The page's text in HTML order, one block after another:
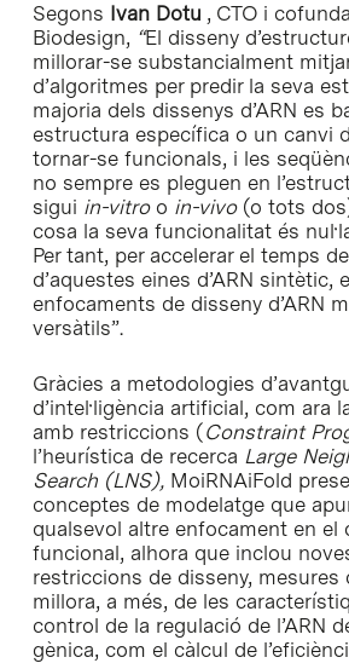
Segons Ivan Dotu , CTO i
Biodesign, “El disseny
millorar-se substancialment
d’algoritmes per predir la seva
majoria dels dissenys d’ARN es
estructura específica o un canvi
tornar-se funcionals, i les
no sempre es pleguen en
sigui in-vitro o in-vivo(o tots
cosa la seva funcionalitat és
Per tant, per accelerar el temps
d’aquestes eines d’ARN sintètic,
enfocaments de disseny d’ARN
versàtils”.
Gràcies a metodologies
d’intel·ligència artificial, com ara
amb restriccions (Constraint
l’heurística de recerca Large
Search (LNS),MoiRNAiFold
conceptes de modelatge que
qualsevol altre enfocament en el
funcional, alhora que inclou
restriccions de disseny, mesures
millora, a més, de les
control de la regulació de l’ARN
gènica, com el càlcul de